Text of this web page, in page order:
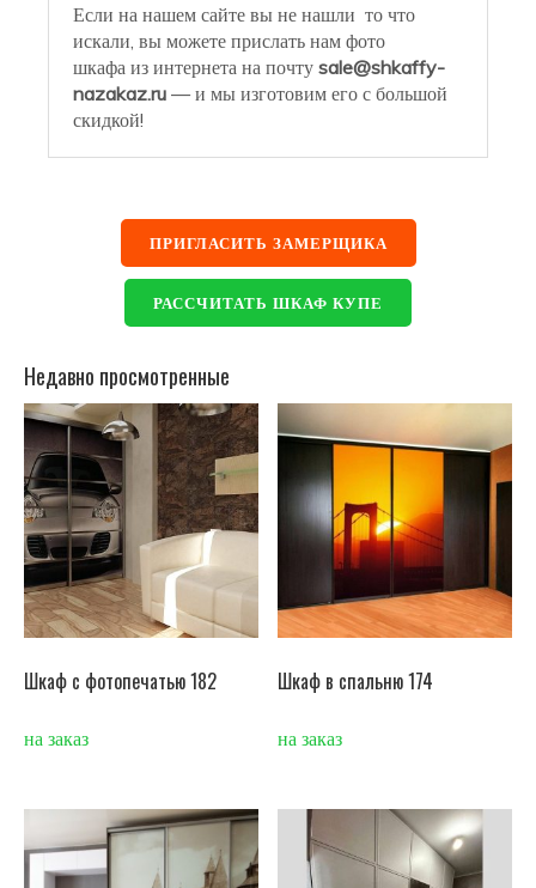
Если на нашем сайте вы не нашли то что
искали, вы можете прислать нам фото
шкафа из интернета на почту sale@shkaffy-
nazakaz.ru — и мы изготовим его с большой
скидкой!
ПРИГЛАСИТЬ ЗАМЕРЩИКА
РАССЧИТАТЬ ШКАФ КУПЕ
Недавно просмотренные
Шкаф с фотопечатью 182
на заказ
Шкаф в спальню 174
на заказ